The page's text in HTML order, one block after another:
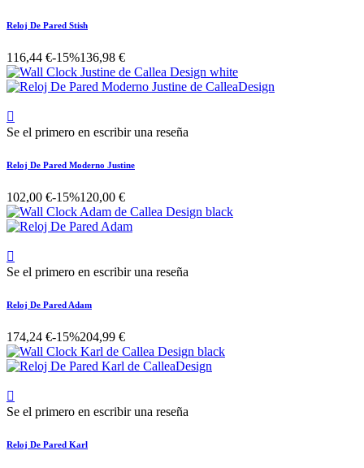
Reloj De Pared Stish
116,44 €-15%136,98 €

Se el primero en escribir una reseña
Reloj De Pared Moderno Justine
102,00 €-15%120,00 €

Se el primero en escribir una reseña
Reloj De Pared Adam
174,24 €-15%204,99 €

Se el primero en escribir una reseña
Reloj De Pared Karl